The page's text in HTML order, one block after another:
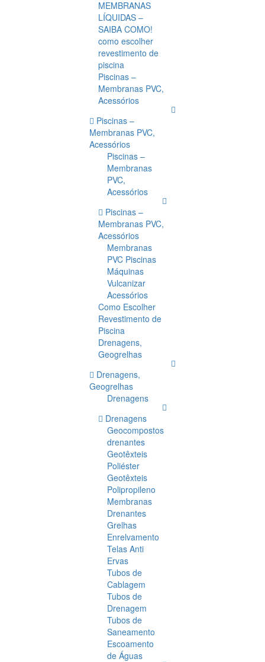
MEMBRANAS
LÍQUIDAS –
SAIBA COMO!
como escolher
revestimento de
piscina
Piscinas –
Membranas PVC,
Acessórios
Piscinas –
Membranas PVC,
Acessórios
Piscinas –
Membranas
PVC,
Acessórios
Piscinas –
Membranas PVC,
Acessórios
Membranas
PVC Piscinas
Máquinas
Vulcanizar
Acessórios
Como Escolher
Revestimento de
Piscina
Drenagens,
Geogrelhas
Drenagens,
Geogrelhas
Drenagens
Drenagens
Geocompostos
drenantes
Geotêxteis
Poliéster
Geotêxteis
Polipropileno
Membranas
Drenantes
Grelhas
Enrelvamento
Telas Anti
Ervas
Tubos de
Cablagem
Tubos de
Drenagem
Tubos de
Saneamento
Escoamento
de Águas